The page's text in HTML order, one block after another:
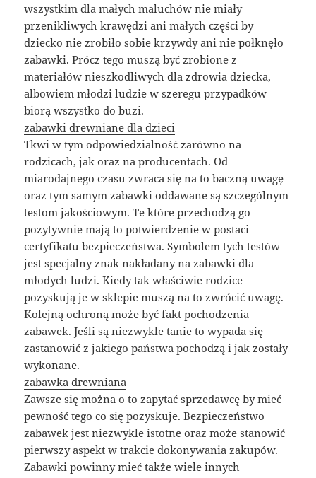
wszystkim dla małych maluchów nie miały
przenikliwych krawędzi ani małych części by
dziecko nie zrobiło sobie krzywdy ani nie połknęło
zabawki. Prócz tego muszą być zrobione z
materiałów nieszkodliwych dla zdrowia dziecka,
albowiem młodzi ludzie w szeregu przypadków
biorą wszystko do buzi.
zabawki drewniane dla dzieci
Tkwi w tym odpowiedzialność zarówno na
rodzicach, jak oraz na producentach. Od
miarodajnego czasu zwraca się na to baczną uwagę
oraz tym samym zabawki oddawane są szczególnym
testom jakościowym. Te które przechodzą go
pozytywnie mają to potwierdzenie w postaci
certyfikatu bezpieczeństwa. Symbolem tych testów
jest specjalny znak nakładany na zabawki dla
młodych ludzi. Kiedy tak właściwie rodzice
pozyskują je w sklepie muszą na to zwrócić uwagę.
Kolejną ochroną może być fakt pochodzenia
zabawek. Jeśli są niezwykle tanie to wypada się
zastanowić z jakiego państwa pochodzą i jak zostały
wykonane.
zabawka drewniana
Zawsze się można o to zapytać sprzedawcę by mieć
pewność tego co się pozyskuje. Bezpieczeństwo
zabawek jest niezwykle istotne oraz może stanowić
pierwszy aspekt w trakcie dokonywania zakupów.
Zabawki powinny mieć także wiele innych